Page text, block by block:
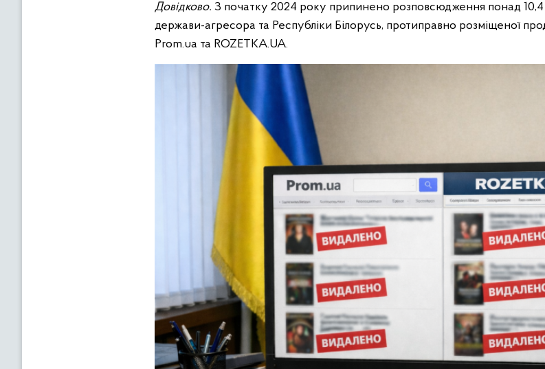
Довідково. З початку 2024 року припинено розповсюдження понад 10,4
держави-агресора та Республіки Білорусь, протиправно розміщеної
Prom.ua та ROZETKA.UA.